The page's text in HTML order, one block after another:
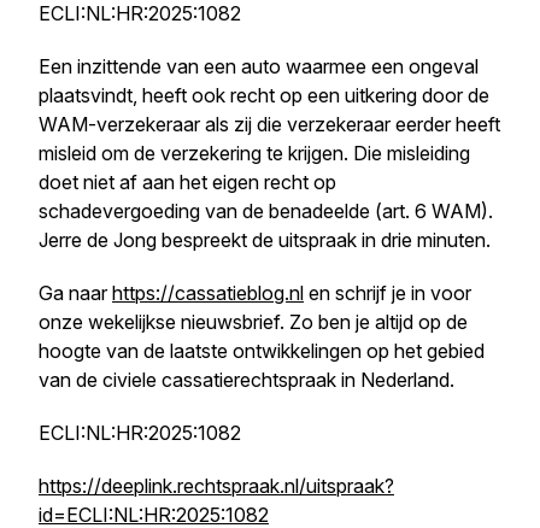
ECLI:NL:HR:2025:1082
Een inzittende van een auto waarmee een ongeval
plaatsvindt, heeft ook recht op een uitkering door de
WAM-verzekeraar als zij die verzekeraar eerder heeft
misleid om de verzekering te krijgen. Die misleiding
doet niet af aan het eigen recht op
schadevergoeding van de benadeelde (art. 6 WAM).
Jerre de Jong bespreekt de uitspraak in drie minuten.
Ga naarhttps://cassatieblog.nl en schrijf je in voor
onze wekelijkse nieuwsbrief. Zo ben je altijd op de
hoogte van de laatste ontwikkelingen op het gebied
van de civiele cassatierechtspraak in Nederland.
ECLI:NL:HR:2025:1082
https://deeplink.rechtspraak.nl/uitspraak?
id=ECLI:NL:HR:2025:1082